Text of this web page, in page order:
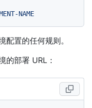
NAME
配置的任何规则。
的部署 URL：